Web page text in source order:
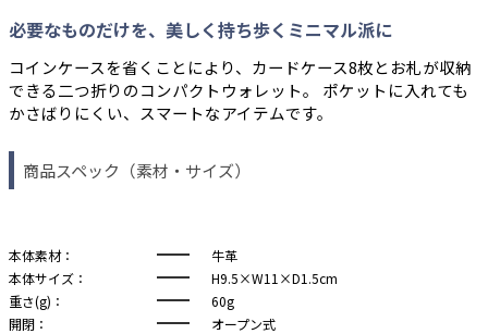
必要なものだけを、美しく持ち歩くミニマル派に
コインケースを省くことにより、カードケース8枚とお札が収納
できる二つ折りのコンパクトウォレット。 ポケットに入れても
かさばりにくい、スマートなアイテムです。
商品スペック（素材・サイズ）
本体素材：
牛革
本体サイズ：
H9.5×W11×D1.5cm
重さ(g)：
60g
開閉：
オープン式